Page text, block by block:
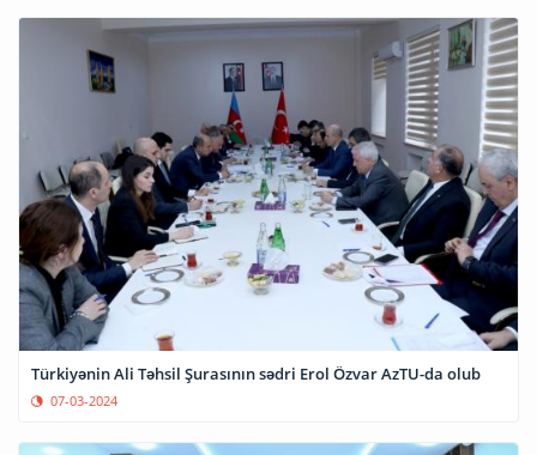
Türkiyənin Ali Təhsil Şurasının sədri Erol Özvar AzTU-da olub
07-03-2024